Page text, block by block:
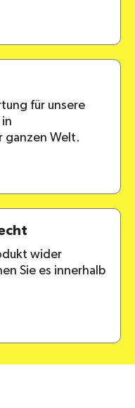
für unsere
ganzen Welt.
wider
Sie es innerhalb